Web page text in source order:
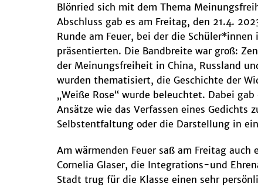
Blönried sich mit dem Thema
Abschluss gab es am Freitag, den 21.4.
Runde am Feuer, bei der die Schüler*innen
präsentierten. Die Bandbreite war groß:
der Meinungsfreiheit in China, Russland
wurden thematisiert, die Geschichte der
„Weiße Rose“ wurde beleuchtet. Dabei
Ansätze wie das Verfassen eines Gedichts
Selbstentfaltung oder die Darstellung in
Am wärmenden Feuer saß am Freitag auch
Cornelia Glaser, die Integrations-und
Stadt trug für die Klasse einen sehr